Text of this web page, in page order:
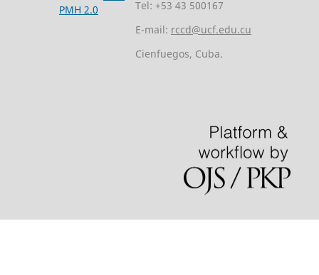
PMH 2.0
Tel: +53 43 500167
E-mail: rccd@ucf.edu.cu
Cienfuegos, Cuba.